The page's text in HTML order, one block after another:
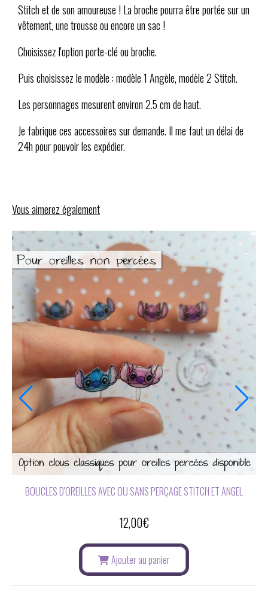
Stitch et de son amoureuse ! La broche pourra être portée sur un
vêtement, une trousse ou encore un sac !
Choisissez l'option porte-clé ou broche.
Puis choisissez le modèle : modèle 1 Angèle, modèle 2 Stitch.
Les personnages mesurent environ 2.5 cm de haut.
Je fabrique ces accessoires sur demande. Il me faut un délai de
24h pour pouvoir les expédier.
Vous aimerez également
BOUCLES D'OREILLES AVEC OU SANS PERÇAGE STITCH ET ANGEL
12,00€
Ajouter au panier